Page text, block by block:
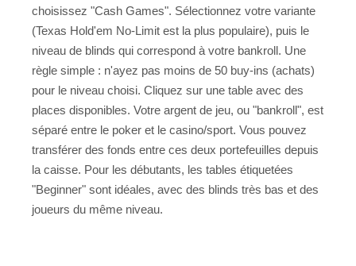
choisissez "Cash Games". Sélectionnez votre variante
(Texas Hold'em No-Limit est la plus populaire), puis le
niveau de blinds qui correspond à votre bankroll. Une
règle simple : n'ayez pas moins de 50 buy-ins (achats)
pour le niveau choisi. Cliquez sur une table avec des
places disponibles. Votre argent de jeu, ou "bankroll", est
séparé entre le poker et le casino/sport. Vous pouvez
transférer des fonds entre ces deux portefeuilles depuis
la caisse. Pour les débutants, les tables étiquetées
"Beginner" sont idéales, avec des blinds très bas et des
joueurs du même niveau.